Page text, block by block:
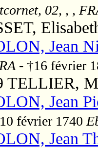
02, , ,
Jean
- †16 février
TELLIER,
Jean
février 1740
Jean